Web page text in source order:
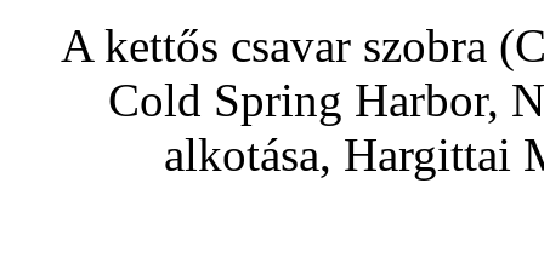
A kettős csavar szobra
Cold Spring Harbor,
alkotása, Hargittai